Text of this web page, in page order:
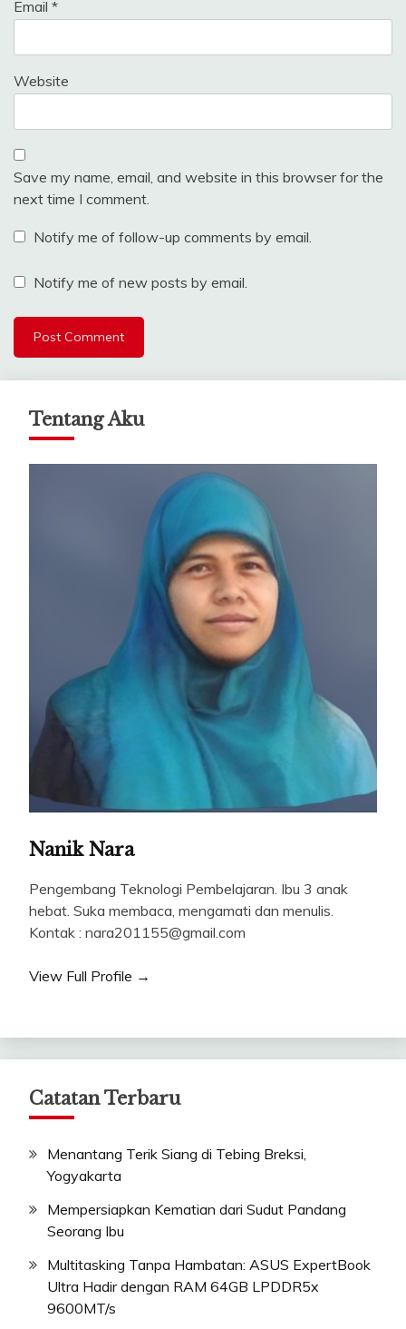
Email *
Website
Save my name, email, and website in this browser for the
next time I comment.
Notify me of follow-up comments by email.
Notify me of new posts by email.
Tentang Aku
Nanik Nara
Pengembang Teknologi Pembelajaran. Ibu 3 anak
hebat. Suka membaca, mengamati dan menulis.
Kontak : nara201155@gmail.com
View Full Profile →
Catatan Terbaru
Menantang Terik Siang di Tebing Breksi,
Yogyakarta
Mempersiapkan Kematian dari Sudut Pandang
Seorang Ibu
Multitasking Tanpa Hambatan: ASUS ExpertBook
Ultra Hadir dengan RAM 64GB LPDDR5x
9600MT/s